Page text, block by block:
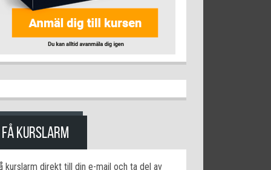
FÅ KURSLARM
kurslarm direkt till din e-mail och ta del av